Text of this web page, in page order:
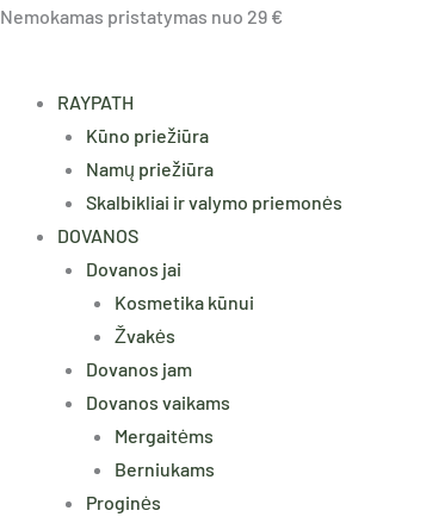
Pereiti
Nemokamas pristatymas nuo 29 €
RAYPATH
Kūno priežiūra
Namų priežiūra
Skalbikliai ir valymo priemonės
DOVANOS
Dovanos jai
Kosmetika kūnui
Žvakės
Dovanos jam
Dovanos vaikams
Mergaitėms
Berniukams
Proginės